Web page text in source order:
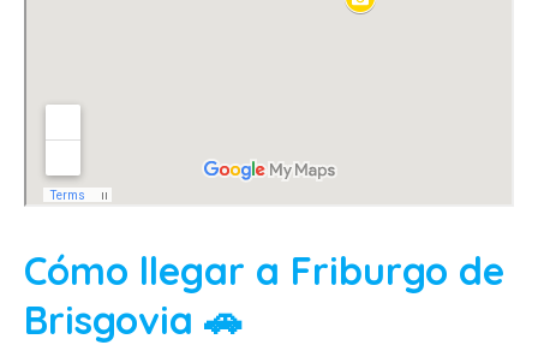
Cómo llegar a Friburgo de
Brisgovia 🚗